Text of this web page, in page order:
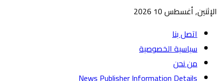
الإثنين, أغسطس 10 2026
اتصل بنا
سياسية الخصوصية
من نحن
News Publisher Information Details